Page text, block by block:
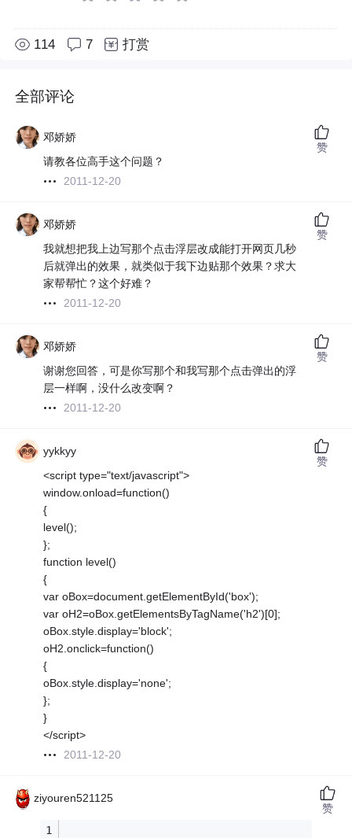
114 7 打赏
全部评论
邓娇娇
请教各位高手这个问题？
2011-12-20
赞
邓娇娇
我就想把我上边写那个点击浮层改成能打开网页几秒
后就弹出的效果，就类似于我下边贴那个效果？求大
家帮帮忙？这个好难？
2011-12-20
赞
邓娇娇
谢谢您回答，可是你写那个和我写那个点击弹出的浮
层一样啊，没什么改变啊？
2011-12-20
赞
yykkyy
<script type="text/javascript">
window.onload=function()
{
level();
};
function level()
{
var oBox=document.getElementById('box');
var oH2=oBox.getElementsByTagName('h2')[0];
oBox.style.display='block';
oH2.onclick=function()
{
oBox.style.display='none';
};
}
</script>
2011-12-20
赞
ziyouren521125
赞